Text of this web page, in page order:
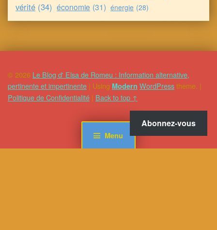
Menu
vérité (34) économie (31) énergie (28)
© 2026 Le Blog d' Elsa de Romeu : Information alternative,
pertinente et impertinente | Using Modern WordPresstheme. |
Politique de Confidentialité | Back to top ↑
Abonnez-vous